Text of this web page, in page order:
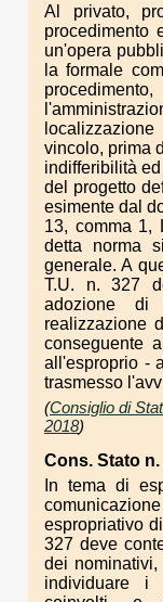
Al privato,
procedimento
un'opera
la formale
vincolo, prima
indifferibilità
del progetto
esimente dal
13, comma 1,
detta norma
generale. A
T.U. n. 327
adozione
realizzazione
conseguente
all'esproprio -
trasmesso
(Consiglio di
2018)
Cons. Stato n.
In tema di
espropriativo
327 deve
dei
individuare i